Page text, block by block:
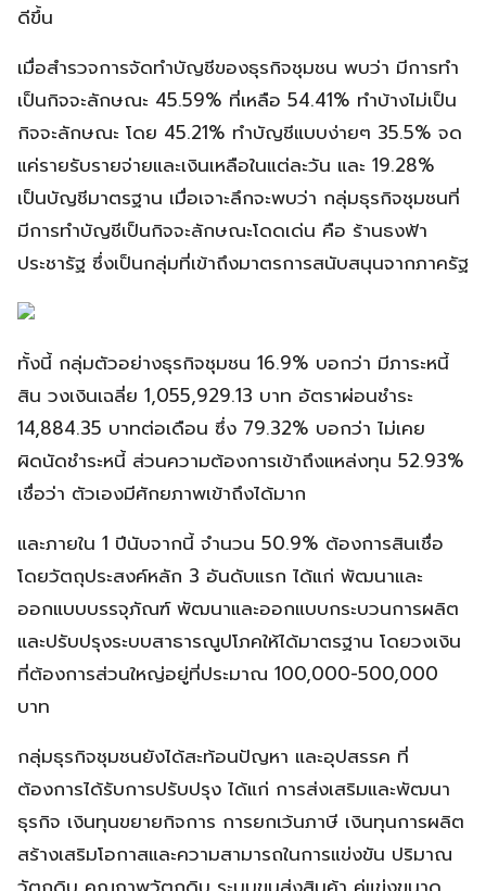
ดีขึ้น
เมื่อสำรวจการจัดทำบัญชีของธุรกิจชุมชน พบว่า มีการทำ
เป็นกิจจะลักษณะ 45.59% ที่เหลือ 54.41% ทำบ้างไม่เป็น
กิจจะลักษณะ โดย 45.21% ทำบัญชีแบบง่ายๆ 35.5% จด
แค่รายรับรายจ่ายและเงินเหลือในแต่ละวัน และ 19.28%
เป็นบัญชีมาตรฐาน เมื่อเจาะลึกจะพบว่า กลุ่มธุรกิจชุมชนที่
มีการทำบัญชีเป็นกิจจะลักษณะโดดเด่น คือ ร้านธงฟ้า
ประชารัฐ ซึ่งเป็นกลุ่มที่เข้าถึงมาตรการสนับสนุนจากภาครัฐ
ทั้งนี้ กลุ่มตัวอย่างธุรกิจชุมชน 16.9% บอกว่า มีภาระหนี้
สิน วงเงินเฉลี่ย 1,055,929.13 บาท อัตราผ่อนชำระ
14,884.35 บาทต่อเดือน ซึ่ง 79.32% บอกว่า ไม่เคย
ผิดนัดชำระหนี้ ส่วนความต้องการเข้าถึงแหล่งทุน 52.93%
เชื่อว่า ตัวเองมีศักยภาพเข้าถึงได้มาก
และภายใน 1 ปีนับจากนี้ จำนวน 50.9% ต้องการสินเชื่อ
โดยวัตถุประสงค์หลัก 3 อันดับแรก ได้แก่ พัฒนาและ
ออกแบบบรรจุภัณฑ์ พัฒนาและออกแบบกระบวนการผลิต
และปรับปรุงระบบสาธารณูปโภคให้ได้มาตรฐาน โดยวงเงิน
ที่ต้องการส่วนใหญ่อยู่ที่ประมาณ 100,000-500,000
บาท
กลุ่มธุรกิจชุมชนยังได้สะท้อนปัญหา และอุปสรรค ที่
ต้องการได้รับการปรับปรุง ได้แก่ การส่งเสริมและพัฒนา
ธุรกิจ เงินทุนขยายกิจการ การยกเว้นภาษี เงินทุนการผลิต
สร้างเสริมโอกาสและความสามารถในการแข่งขัน ปริมาณ